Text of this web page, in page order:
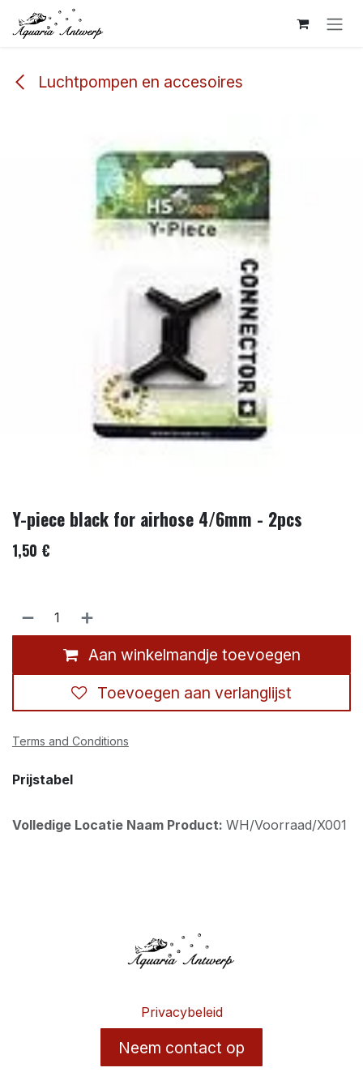
Overslaan naar inhoud
Luchtpompen en accesoires
Y-piece black for airhose 4/6mm - 2pcs
1,50 €
Aan winkelmandje toevoegen
Toevoegen aan verlanglijst
Terms and Conditions
Prijstabel
Volledige Locatie Naam Product: WH/Voorraad/X001
Privacybeleid
Neem contact op